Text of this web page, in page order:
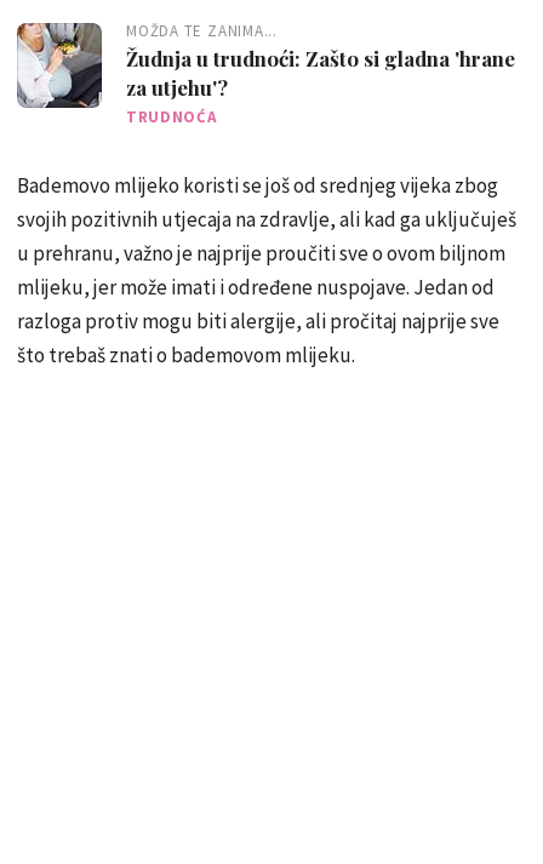
MOŽDA TE ZANIMA...
Žudnja u trudnoći: Zašto si gladna 'hrane
za utjehu'?
TRUDNOĆA
Bademovo mlijeko koristi se još od srednjeg vijeka zbog
svojih pozitivnih utjecaja na zdravlje, ali kad ga uključuješ
u prehranu, važno je najprije proučiti sve o ovom biljnom
mlijeku, jer može imati i određene nuspojave. Jedan od
razloga protiv mogu biti alergije, ali pročitaj najprije sve
što trebaš znati o bademovom mlijeku.